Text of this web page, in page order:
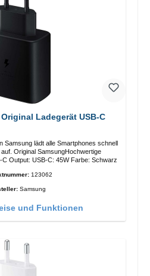
Ladegerät USB-C
Samsung lädt alle Smartphones schnell
Output: USB-C: 45W Farbe: Schwarz
123062
Samsung
und Funktionen